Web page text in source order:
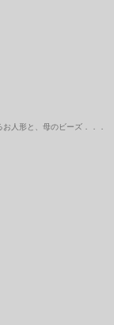
人形と、母のビーズ．．．